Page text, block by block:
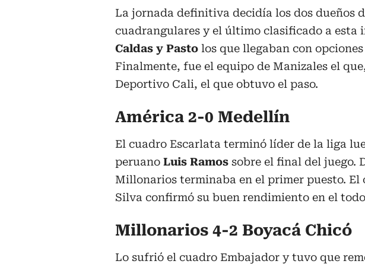
La jornada definitiva decidía los dos dueños
cuadrangulares y el último clasificado a esta
Caldas y Pasto los que llegaban con
Finalmente, fue el equipo de Manizales el
Deportivo Cali, el que obtuvo el paso.
América 2-0 Medellín
El cuadro Escarlata terminó líder de la liga
peruano Luis Ramos sobre el final del juego.
Millonarios terminaba en el primer puesto. El
Silva confirmó su buen rendimiento en el
Millonarios 4-2 Boyacá Chicó
Lo sufrió el cuadro Embajador y tuvo que